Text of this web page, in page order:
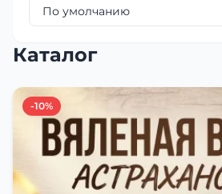
Каталог
-10%